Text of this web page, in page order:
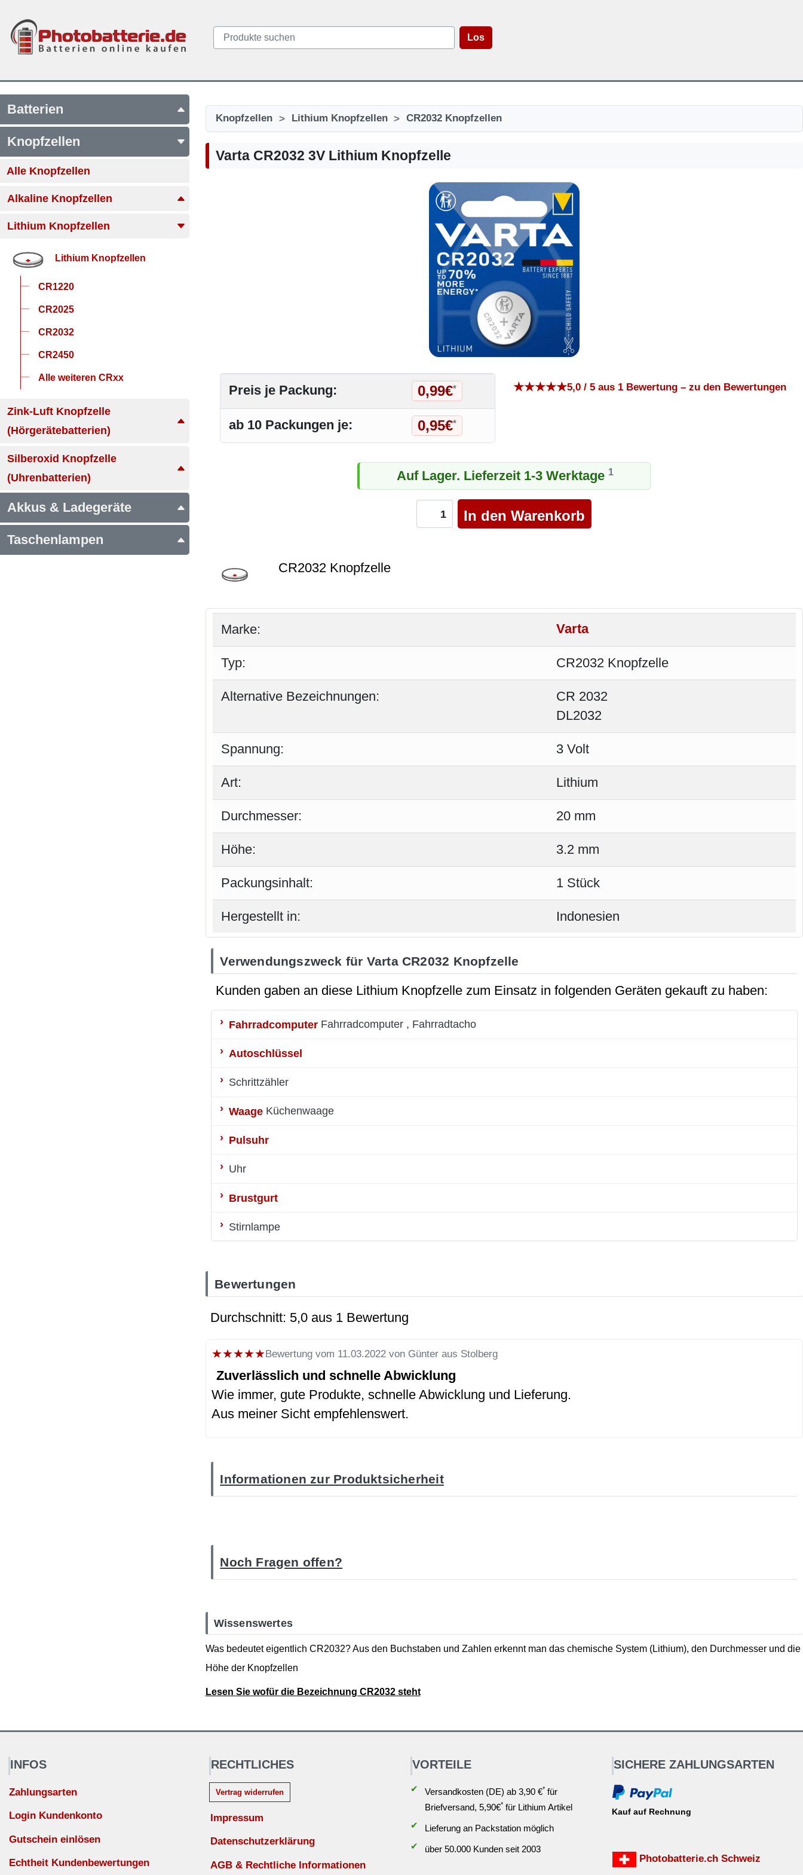
Los
Batterien
Knopfzellen
Alle Knopfzellen
Alkaline Knopfzellen
Lithium Knopfzellen
Lithium Knopfzellen
CR1220
CR2025
CR2032
CR2450
Alle weiteren CRxx
Zink-Luft Knopfzelle
(Hörgerätebatterien)
Silberoxid Knopfzelle
(Uhrenbatterien)
Akkus & Ladegeräte
Taschenlampen
Knopfzellen > Lithium Knopfzellen > CR2032 Knopfzellen
Varta CR2032 3V Lithium Knopfzelle
Preis je Packung: 0,99€*
ab 10 Packungen je: 0,95€*
★★★★★5,0 / 5 aus 1 Bewertung – zu den Bewertungen
Auf Lager. Lieferzeit 1-3 Werktage 1
CR2032 Knopfzelle
Marke: Varta
Typ: CR2032 Knopfzelle
Alternative Bezeichnungen:
CR 2032
DL2032
Spannung: 3 Volt
Art: Lithium
Durchmesser: 20 mm
Höhe: 3.2 mm
Packungsinhalt: 1 Stück
Hergestellt in: Indonesien
Verwendungszweck für Varta CR2032 Knopfzelle
Kunden gaben an diese Lithium Knopfzelle zum Einsatz in folgenden Geräten gekauft zu haben:
Fahrradcomputer Fahrradcomputer , Fahrradtacho
Autoschlüssel
Schrittzähler
Waage Küchenwaage
Pulsuhr
Uhr
Brustgurt
Stirnlampe
Bewertungen
Durchschnitt: 5,0 aus 1 Bewertung
★★★★★Bewertung vom 11.03.2022 von Günter aus Stolberg
Zuverlässlich und schnelle Abwicklung
Wie immer, gute Produkte, schnelle Abwicklung und Lieferung.
Aus meiner Sicht empfehlenswert.
Informationen zur Produktsicherheit
Noch Fragen offen?
Wissenswertes
Was bedeutet eigentlich CR2032? Aus den Buchstaben und Zahlen erkennt man das chemische System (Lithium), den Durchmesser und die
Höhe der Knopfzellen
Lesen Sie wofür die Bezeichnung CR2032 steht
INFOS
Zahlungsarten
Login Kundenkonto
Gutschein einlösen
Echtheit Kundenbewertungen
RECHTLICHES
Vertrag widerrufen
Impressum
Datenschutzerklärung
AGB & Rechtliche Informationen
VORTEILE
✔ Versandkosten (DE) ab 3,90 €* für
Briefversand, 5,90€* für Lithium Artikel
✔
Lieferung an Packstation möglich
✔
über 50.000 Kunden seit 2003
SICHERE ZAHLUNGSARTEN
Kauf auf Rechnung
Photobatterie.ch Schweiz